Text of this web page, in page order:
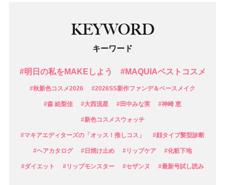
KEYWORD
キーワード
#明日の私をMAKEしよう #MAQUIAベストコスメ
#秋新色コスメ2026 #2026SS新作ファンデ＆ベースメイク
#森 絵梨佳 #大西流星 #田中みな実 #神崎 恵
#新色コスメスウォッチ
#マキアエディターズの「オッス！推しコス」 #顔タイプ髪型診断
#ヘアカタログ #日焼け止め #リップケア #化粧下地
#ダイエット #リップモンスター #セザンヌ #最新号試し読み